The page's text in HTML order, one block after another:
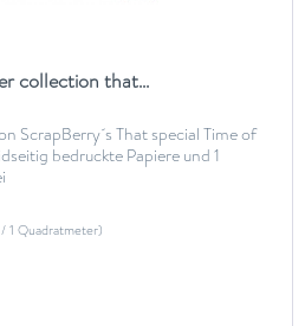
collection that...
ScrapBerry´s That special Time of
bedruckte Papiere und 1
1 Quadratmeter)